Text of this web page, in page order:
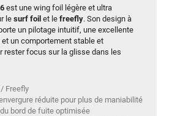
est une wing foil légère et ultra
le surf foil et le freefly. Son design à
un pilotage intuitif, une excellente
un comportement stable et
rester focus sur la glisse dans les
Freefly
réduite pour plus de maniabilité
bord de fuite optimisée